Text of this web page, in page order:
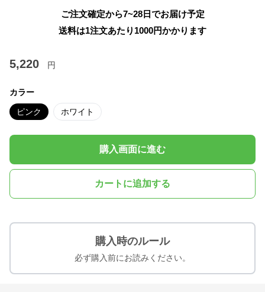
ご注文確定から7~28日でお届け予定
送料は1注文あたり 1000円かかります
5,220 円
カラー
ピンク ホワイト
購入画面に進む
カートに追加する
購入時のルール
必ず購入前にお読みください。